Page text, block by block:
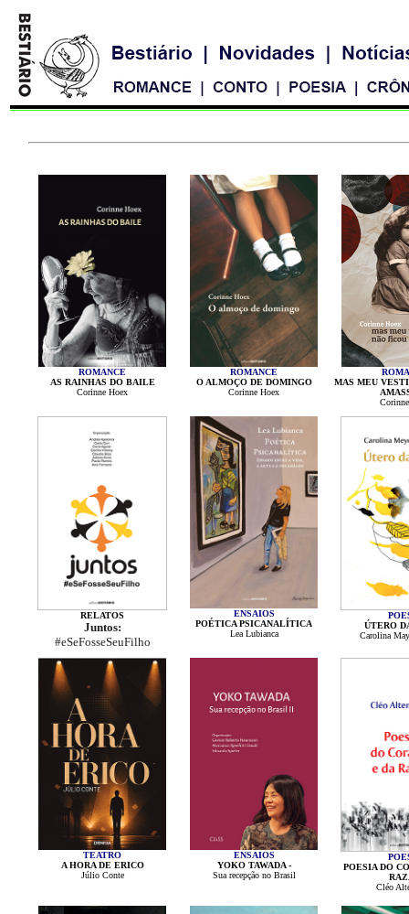
ROMANCE
AS RAINHAS DO BAILE
Corinne Hoex
ROMANCE
O ALMOÇO DE DOMINGO
Corinne Hoex
MAS MEU
RELATOS
Juntos:
#eSeFosseSeuFilho
ENSAIOS
POÉTICA PSICANALÍTICA
Lea Lubianca
ÚTERO
Carolina
TEATRO
A HORA DE ERICO
Júlio Conte
ENSAIOS
YOKO TAWADA -
Sua recepção no Brasil
POESIA DO
Cléo